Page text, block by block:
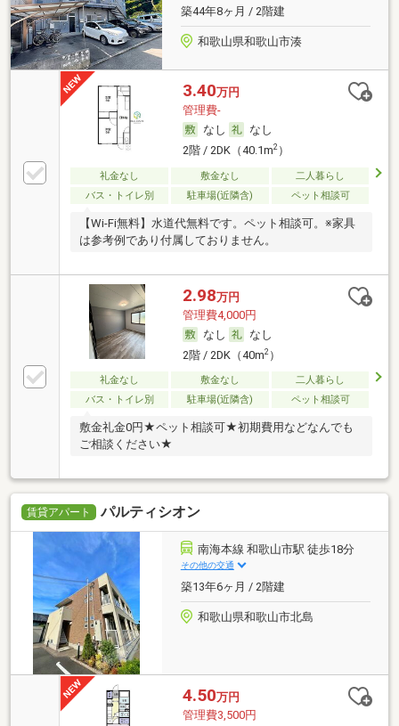
築44年8ヶ月 / 2階建
和歌山県和歌山市湊
3.40万円
管理費-
なし
なし
2階 / 2DK（40.1m2）
礼金なし 敷金なし
二人暮らし
バス・トイレ別
駐車場(近隣含) ペット相談可
【Wi-Fi無料】水道代無料です。ペット相談可。※家具
は参考例であり付属しておりません。
2.98万円
管理費4,000円
なし
なし
2階 / 2DK（40m2）
礼金なし 敷金なし
二人暮らし
バス・トイレ別
駐車場(近隣含) ペット相談可
敷金礼金0円★ペット相談可★初期費用などなんでも
ご相談ください★
賃貸アパート パルティシオン
南海本線 和歌山市駅 徒歩18分
その他の交通
築13年6ヶ月 / 2階建
和歌山県和歌山市北島
4.50万円
管理費3,500円